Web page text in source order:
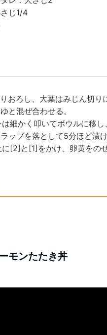
じ1/4
おろし、大葉はみじん切り
と混ぜ合わせる。
細かく叩いてボウルに移
ップを落として5分ほど漬け
[2]と[1]をかけ、卵黄をの
モンたたき丼